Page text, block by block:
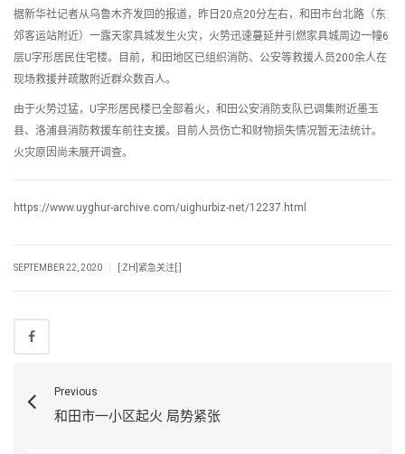
据新华社记者从乌鲁木齐发回的报道，昨日20点20分左右，和田市台北路（东
郊客运站附近）一露天家具城发生火灾，火势迅速蔓延并引燃家具城周边一幢6
层U字形居民住宅楼。目前，和田地区已组织消防、公安等救援人员200余人在
现场救援并疏散附近群众数百人。
由于火势过猛，U字形居民楼已全部着火，和田公安消防支队已调集附近墨玉
县、洛浦县消防救援车前往支援。目前人员伤亡和财物损失情况暂无法统计。
火灾原因尚未展开调查。
https://www.uyghur-archive.com/uighurbiz-net/12237.html
SEPTEMBER 22, 2020 [:ZH]紧急关注[:]
Previous
和田市一小区起火 局势紧张